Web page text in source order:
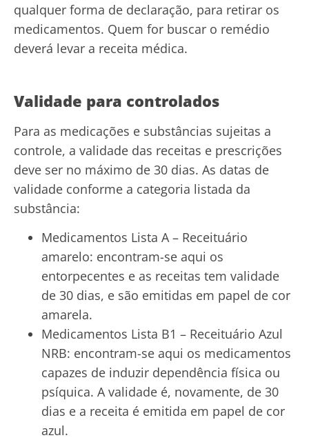
qualquer forma de declaração, para retirar os
medicamentos. Quem for buscar o remédio
deverá levar a receita médica.
Validade para controlados
Para as medicações e substâncias sujeitas a
controle, a validade das receitas e prescrições
deve ser no máximo de 30 dias. As datas de
validade conforme a categoria listada da
substância:
Medicamentos Lista A – Receituário
amarelo: encontram-se aqui os
entorpecentes e as receitas tem validade
de 30 dias, e são emitidas em papel de cor
amarela.
Medicamentos Lista B1 – Receituário Azul
NRB: encontram-se aqui os medicamentos
capazes de induzir dependência física ou
psíquica. A validade é, novamente, de 30
dias e a receita é emitida em papel de cor
azul.